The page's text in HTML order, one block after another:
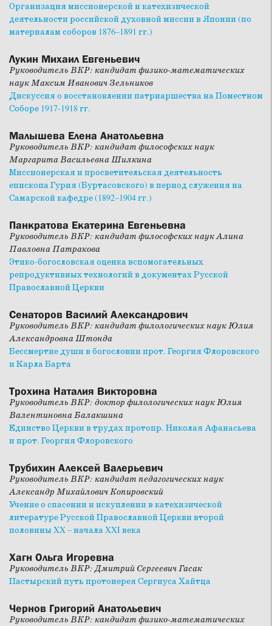
Организация миссионерской и катехизической
деятельности российской духовной миссии в Японии (по
материалам соборов 1876–1891 гг.)
Лукин Михаил Евгеньевич
Руководитель ВКР: кандидат физико-математических
наук Максим Иванович Зельников
Дискуссия о восстановлении патриаршества на Поместном
Соборе 1917-1918 гг.
Малышева Елена Анатольевна
Руководитель ВКР: кандидат философских наук
Маргарита Васильевна Шилкина
Миссионерская и просветительская деятельность
епископа Гурия (Буртасовского) в период служения на
Самарской кафедре (1892–1904 гг.)
Панкратова Екатерина Евгеньевна
Руководитель ВКР: кандидат философских наук Алина
Павловна Патракова
Этико-богословская оценка вспомогательных
репродуктивных технологий в документах Русской
Православной Церкви
Сенаторов Василий Александрович
Руководитель ВКР: кандидат филологических наук Юлия
Александровна Штонда
Бессмертие души в богословии прот. Георгия Флоровского
и Карла Барта
Трохина Наталия Викторовна
Руководитель ВКР: доктор филологических наук Юлия
Валентиновна Балакшина
Единство Церкви в трудах протопр. Николая Афанасьева
и прот. Георгия Флоровского
Трубихин Алексей Валерьевич
Руководитель ВКР: кандидат педагогических наук
Александр Михайлович Копировский
Учение о спасении и искуплении в катехизической
литературе Русской Православной Церкви второй
половины XX – начала XXI века
Хагн Ольга Игоревна
Руководитель ВКР: Дмитрий Сергеевич Гасак
Пастырский путь протоиерея Сергиуса Хайтца
Чернов Григорий Анатольевич
Руководитель ВКР: кандидат физико-математических